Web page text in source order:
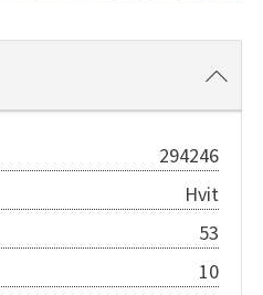
294246
Hvit
53
10